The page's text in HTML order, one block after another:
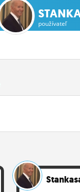
používateľ